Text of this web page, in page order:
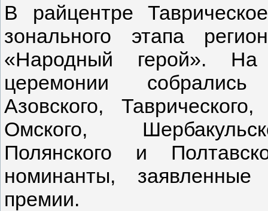
В райцентре
зонального этапа
«Народный герой». На
церемонии собрались
Азовского, Таврического,
Омского,
Полянского и
номинанты,
премии.